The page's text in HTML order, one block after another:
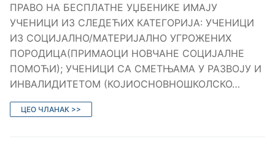
ПРАВО НА БЕСПЛАТНЕ УЏБЕНИКЕ ИМАЈУ
УЧЕНИЦИ ИЗ СЛЕДЕЋИХ КАТЕГОРИЈА: УЧЕНИЦИ
ИЗ СОЦИЈАЛНО/МАТЕРИЈАЛНО УГРОЖЕНИХ
ПОРОДИЦА(ПРИМАОЦИ НОВЧАНЕ СОЦИЈАЛНЕ
ПОМОЋИ); УЧЕНИЦИ СА СМЕТЊАМА У РАЗВОЈУ И
ИНВАЛИДИТЕТОМ (КОЈИОСНОВНОШКОЛСКО…
ЦЕО ЧЛАНАК >>